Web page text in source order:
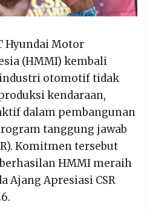
Hyundai Motor
(HMMI) kembali
otomotif tidak
kendaraan,
dalam pembangunan
tanggung jawab
Komitmen tersebut
HMMI meraih
Ajang Apresiasi CSR